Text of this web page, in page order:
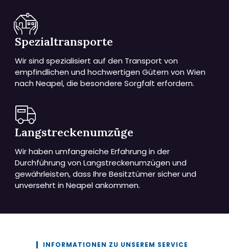
Spezialtransporte
Wir sind spezialisiert auf den Transport von
empfindlichen und hochwertigen Gütern von Wien
nach Neapel, die besondere Sorgfalt erfordern.
Langstreckenumzüge
Wir haben umfangreiche Erfahrung in der
Durchführung von Langstreckenumzügen und
gewährleisten, dass Ihre Besitztümer sicher und
unversehrt in Neapel ankommen.
INFORMATIONEN ZU UNSEREM SERVICE